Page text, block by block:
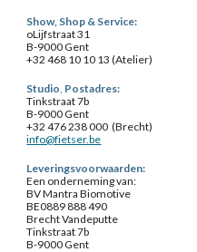
Show, Shop & Service:
oLijfstraat 31
B-9000 Gent
+32 468 10 10 13 (Atelier)
Studio, Postadres:
Tinkstraat 7b
B-9000 Gent
+32 476 238 000 (Brecht)
info@fietser.be
Leveringsvoorwaarden:
Een onderneming van:
BV Mantra Biomotive
BE0889 888 490
Brecht Vandeputte
Tinkstraat 7b
B-9000 Gent